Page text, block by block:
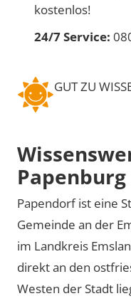
kostenlos!
24/7 Service:
GUT ZU
Papenburg
Papendorf ist eine
Gemeinde an der
im Landkreis
direkt an den
Westen der Stadt